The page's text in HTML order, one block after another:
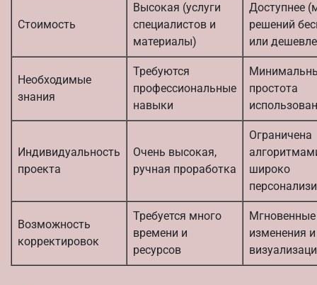
Стоимость
Высокая (услуги
специалистов и
материалы)
Доступнее
решений
или
Необходимые
знания
Требуются
профессиональные
навыки
простота
Индивидуальность
проекта
Очень высокая,
ручная проработка
Ограничена
широко
Возможность
корректировок
Требуется много
времени и
ресурсов
Мгновенные
изменения и